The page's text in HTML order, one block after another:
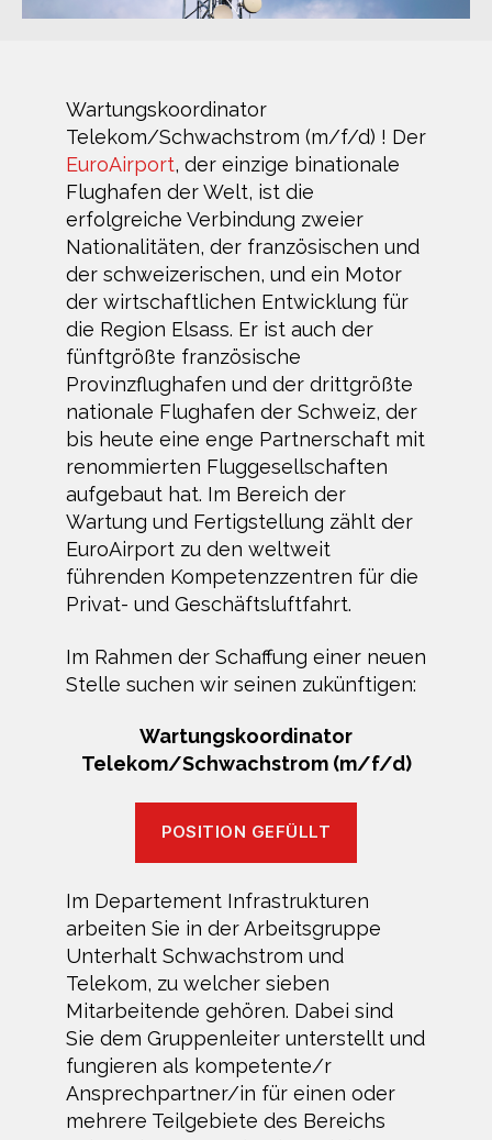
Wartungskoordinator
Telekom/Schwachstrom (m/f/d) ! Der
EuroAirport, der einzige binationale
Flughafen der Welt, ist die
erfolgreiche Verbindung zweier
Nationalitäten, der französischen und
der schweizerischen, und ein Motor
der wirtschaftlichen Entwicklung für
die Region Elsass. Er ist auch der
fünftgrößte französische
Provinzflughafen und der drittgrößte
nationale Flughafen der Schweiz, der
bis heute eine enge Partnerschaft mit
renommierten Fluggesellschaften
aufgebaut hat. Im Bereich der
Wartung und Fertigstellung zählt der
EuroAirport zu den weltweit
führenden Kompetenzzentren für die
Privat- und Geschäftsluftfahrt.
Im Rahmen der Schaffung einer neuen
Stelle suchen wir seinen zukünftigen:
Wartungskoordinator
Telekom/Schwachstrom (m/f/d)
POSITION GEFÜLLT
Im Departement Infrastrukturen
arbeiten Sie in der Arbeitsgruppe
Unterhalt Schwachstrom und
Telekom, zu welcher sieben
Mitarbeitende gehören. Dabei sind
Sie dem Gruppenleiter unterstellt und
fungieren als kompetente/r
Ansprechpartner/in für einen oder
mehrere Teilgebiete des Bereichs